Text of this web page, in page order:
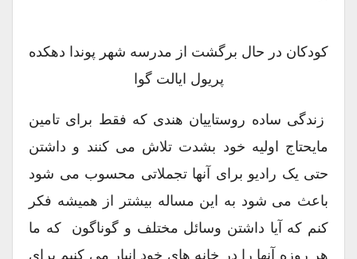
کودکان در حال برگشت از مدرسه شهر پوندا دهکده
پریول ایالت گوا
زندگی ساده روستاییان هندی که فقط برای تامین
مایحتاج اولیه خود بشدت تلاش می کنند و داشتن
حتی یک رادیو برای آنها تجملاتی محسوب می شود
باعث می شود به این مساله بیشتر از همیشه فکر
کنم که آیا داشتن وسائل مختلف و گوناگون که ما
هر روزه آنها را در خانه های خود انبار می کنیم برای